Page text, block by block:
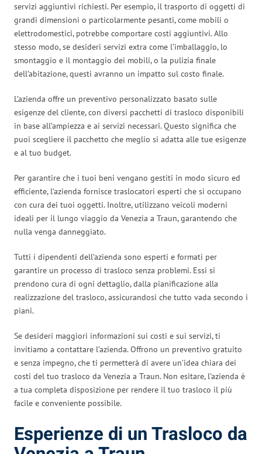
servizi aggiuntivi richiesti. Per esempio, il trasporto di oggetti di
grandi dimensioni o particolarmente pesanti, come mobili o
elettrodomestici, potrebbe comportare costi aggiuntivi. Allo
stesso modo, se desideri servizi extra come l’imballaggio, lo
smontaggio e il montaggio dei mobili, o la pulizia finale
dell’abitazione, questi avranno un impatto sul costo finale.
L’azienda offre un preventivo personalizzato basato sulle
esigenze del cliente, con diversi pacchetti di trasloco disponibili
in base all’ampiezza e ai servizi necessari. Questo significa che
puoi scegliere il pacchetto che meglio si adatta alle tue esigenze
e al tuo budget.
Per garantire che i tuoi beni vengano gestiti in modo sicuro ed
efficiente, l’azienda fornisce traslocatori esperti che si occupano
con cura dei tuoi oggetti. Inoltre, utilizzano veicoli moderni
ideali per il lungo viaggio da Venezia a Traun, garantendo che
nulla venga danneggiato.
Tutti i dipendenti dell’azienda sono esperti e formati per
garantire un processo di trasloco senza problemi. Essi si
prendono cura di ogni dettaglio, dalla pianificazione alla
realizzazione del trasloco, assicurandosi che tutto vada secondo i
piani.
Se desideri maggiori informazioni sui costi e sui servizi, ti
invitiamo a contattare l’azienda. Offrono un preventivo gratuito
e senza impegno, che ti permetterà di avere un’idea chiara dei
costi del tuo trasloco da Venezia a Traun. Non esitare, l’azienda è
a tua completa disposizione per rendere il tuo trasloco il più
facile e conveniente possibile.
Esperienze di un Trasloco da